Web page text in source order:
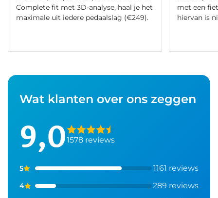
Complete fit met 3D-analyse, haal je het
maximale uit iedere pedaalslag (€249).
met een
hiervan is
Wat klanten over ons zeggen
9,01578 reviews
5 1161 reviews
4 289 reviews